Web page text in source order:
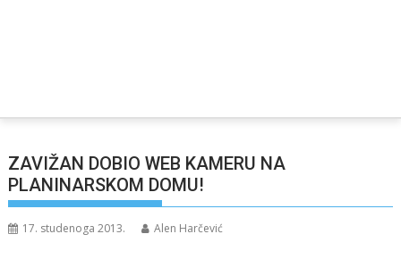
ZAVIŽAN DOBIO WEB KAMERU NA
PLANINARSKOM DOMU!
17. studenoga 2013. Alen Harčević